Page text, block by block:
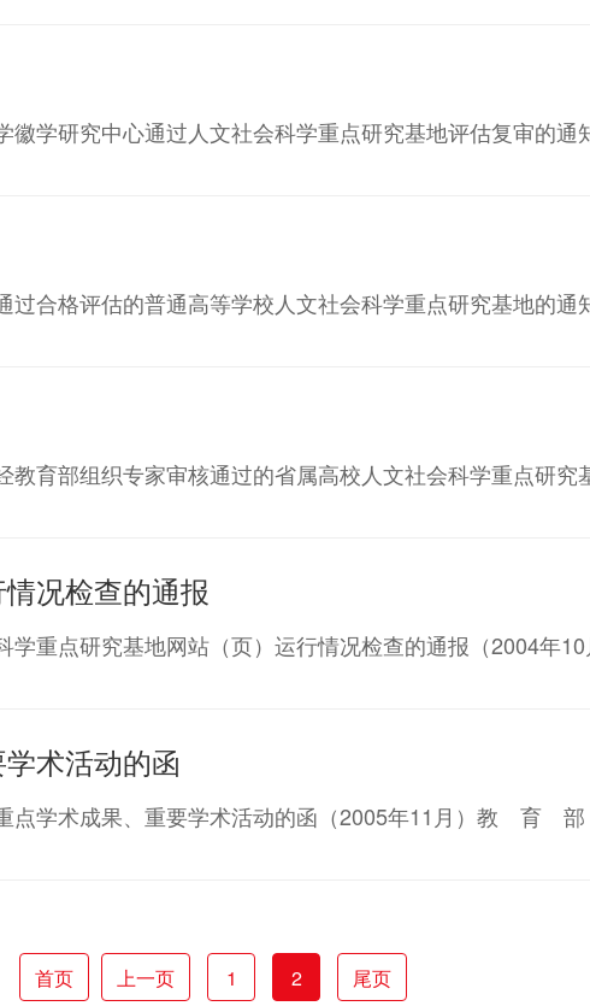
徽学研究中心通过人文社会科学重点研究基地评估复
过合格评估的普通高等学校人文社会科学重点研究基地
教育部组织专家审核通过的省属高校人文社会科学重点
况检查的通报
科学重点研究基地网站（页）运行情况检查的通报（
术活动的函
重点学术成果、重要学术活动的函（2005年11月）教
首页 上一页 1 2 尾页